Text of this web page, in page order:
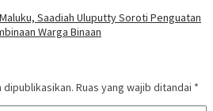
Saadiah Uluputty Soroti Penguatan
Warga Binaan
dipublikasikan. Ruas yang wajib ditandai *